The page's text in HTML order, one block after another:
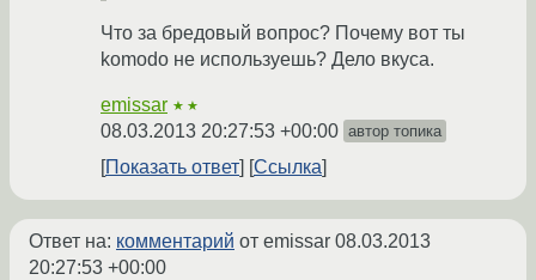
Что за бредовый вопрос? Почему вот ты
komodo не используешь? Дело вкуса.
emissar ★★
08.03.2013 20:27:53 +00:00 автор топика
Показать ответ Ссылка
Ответ на: комментарий от emissar 08.03.2013
20:27:53 +00:00